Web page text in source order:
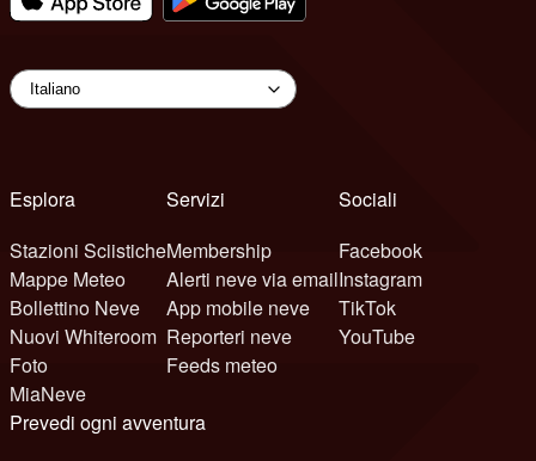
Esplora
Stazioni Sciistiche
Mappe Meteo
Bollettino Neve
Nuovi Whiteroom
Foto
MiaNeve
Servizi
Membership
Alerti neve via email
App mobile neve
Reporteri neve
Feeds meteo
Sociali
Facebook
Instagram
TikTok
YouTube
Prevedi ogni avventura